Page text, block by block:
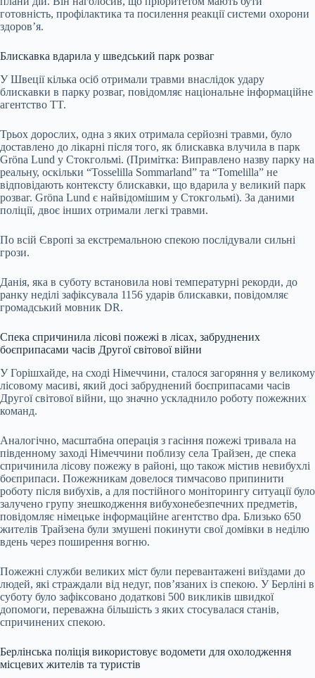
готовність, профілактика та посилення реакції системи охорони
здоров’я.
Блискавка вдарила у шведський парк розваг
У Швеції кілька осіб отримали травми внаслідок удару
блискавки в парку розваг, повідомляє національне інформаційне
агентство TT.
Трьох дорослих, одна з яких отримала серйозні травми, було
доставлено до лікарні після того, як блискавка влучила в парк
Gröna Lund у Стокгольмі. (Примітка: Виправлено назву парку на
реальну, оскільки “Tosselilla Sommarland” та “Tomelilla” не
відповідають контексту блискавки, що вдарила у великий парк
розваг. Gröna Lund є найвідомішим у Стокгольмі). За даними
поліції, двоє інших отримали легкі травми.
По всій Європі за екстремальною спекою послідували сильні
грози.
Данія, яка в суботу встановила нові температурні рекорди, до
ранку неділі зафіксувала 1156 ударів блискавки, повідомляє
громадський мовник DR.
Спека спричинила лісові пожежі в лісах, забруднених
боєприпасами часів Другої світової війни
У Горішхайде, на сході Німеччини, сталося загоряння у великому
лісовому масиві, який досі забруднений боєприпасами часів
Другої світової війни, що значно ускладнило роботу пожежних
команд.
Аналогічно, масштабна операція з гасіння пожежі тривала на
південному заході Німеччини поблизу села Трайзен, де спека
спричинила лісову пожежу в районі, що також містив невибухлі
боєприпаси. Пожежникам довелося тимчасово припинити
роботу після вибухів, а для постійного моніторингу ситуації було
залучено групу знешкодження вибухонебезпечних предметів,
повідомляє німецьке інформаційне агентство dpa. Близько 650
жителів Трайзена були змушені покинути свої домівки в неділю
вдень через поширення вогню.
Пожежні служби великих міст були перевантажені виїздами до
людей, які страждали від недуг, пов’язаних із спекою. У Берліні в
суботу було зафіксовано додаткові 500 викликів швидкої
допомоги, переважна більшість з яких стосувалася станів,
спричинених спекою.
Берлінська поліція використовує водомети для охолодження
місцевих жителів та туристів